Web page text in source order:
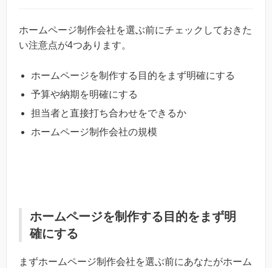
ホームページ制作会社を選ぶ前にチェックしておきた
い注意点が4つあります。
ホームページを制作する目的をまず明確にする
予算や納期を明確にする
担当者と直接打ち合わせをできるか
ホームページ制作会社の規模
ホームページを制作する目的をまず明
確にする
まずホームページ制作会社を選ぶ前にあなたがホーム